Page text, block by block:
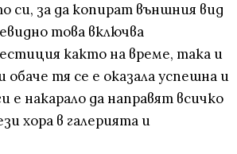
си, за да копират външния вид
това включва
както на време, така и
обаче тя се е оказала успешна и
е накарало да направят всичко
хора в галерията и